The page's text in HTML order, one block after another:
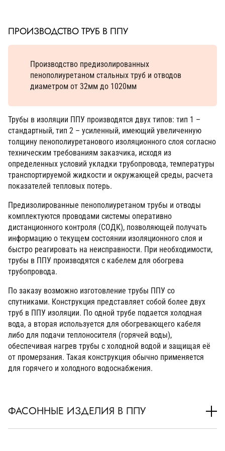
ПРОИЗВОДСТВО ТРУБ В ППУ
Производство предизолированных
пенополиуретаном стальных труб и отводов
диаметром от 32мм до 1020мм
Трубы в изоляции ППУ производятся двух типов: тип 1 –
стандартный, тип 2 – усиленный, имеющий увеличенную
толщину пенополиуретанового изоляционного слоя согласно
техническим требованиям заказчика, исходя из
определенных условий укладки трубопровода, температуры
транспортируемой жидкости и окружающей среды, расчета
показателей тепловых потерь.
Предизолированные пенополиуретаном трубы и отводы
комплектуются проводами системы оперативно
дистанционного контроля (СОДК), позволяющей получать
информацию о текущем состоянии изоляционного слоя и
быстро реагировать на неисправности. При необходимости,
трубы в ППУ производятся с кабелем для обогрева
трубопровода.
По заказу возможно изготовление трубы ППУ со
спутниками. Конструкция представляет собой более двух
труб в ППУ изоляции. По одной трубе подается холодная
вода, а вторая используется для обогревающего кабеля
либо для подачи теплоносителя (горячей воды),
обеспечивая нагрев трубы с холодной водой и защищая её
от промерзания. Такая конструкция обычно применяется
для горячего и холодного водоснабжения.
ФАСОННЫЕ ИЗДЕЛИЯ В ППУ